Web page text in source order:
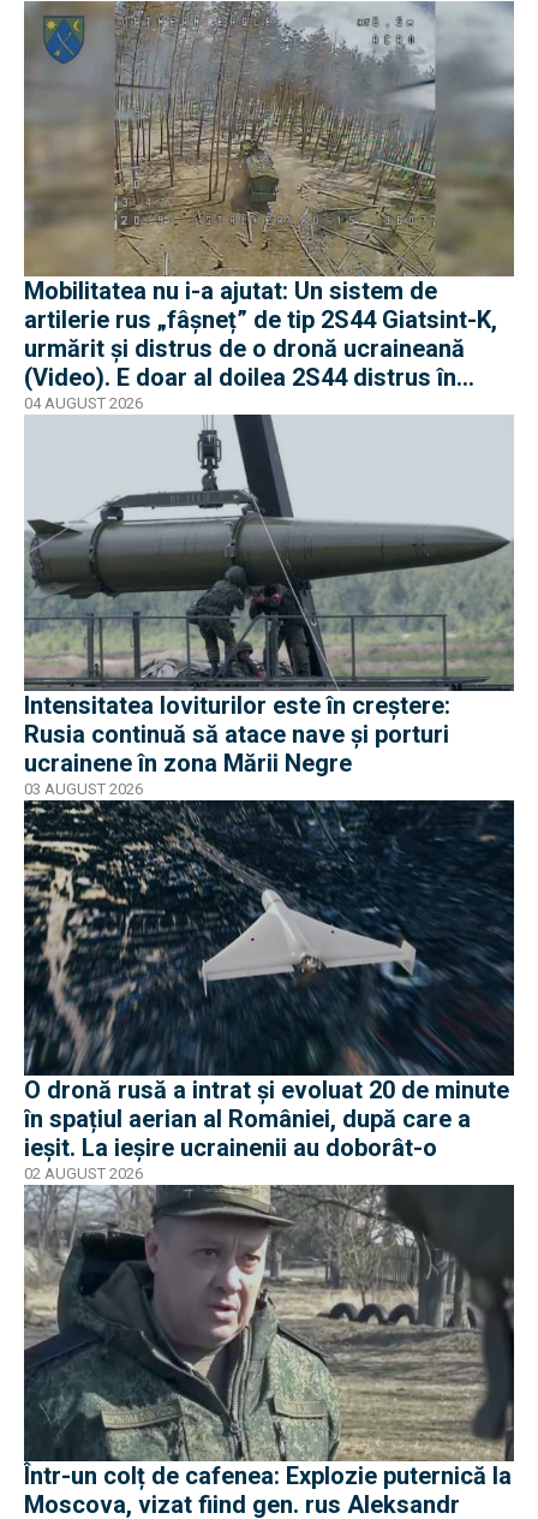
Mobilitatea nu i-a ajutat: Un sistem de
artilerie rus „fâșneț” de tip 2S44 Giatsint-K,
urmărit și distrus de o dronă ucraineană
(Video). E doar al doilea 2S44 distrus în
război
04 AUGUST 2026
Intensitatea loviturilor este în creștere:
Rusia continuă să atace nave și porturi
ucrainene în zona Mării Negre
03 AUGUST 2026
O dronă rusă a intrat și evoluat 20 de minute
în spațiul aerian al României, după care a
ieșit. La ieșire ucrainenii au doborât-o
02 AUGUST 2026
Într-un colț de cafenea: Explozie puternică la
Moscova, vizat fiind gen. rus Aleksandr